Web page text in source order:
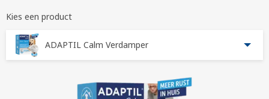
Kies een product
ADAPTIL Calm Verdamper